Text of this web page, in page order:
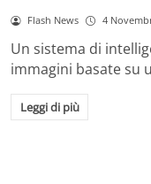
Flash News 4
Un sistema di
immagini basate su
Leggi di più